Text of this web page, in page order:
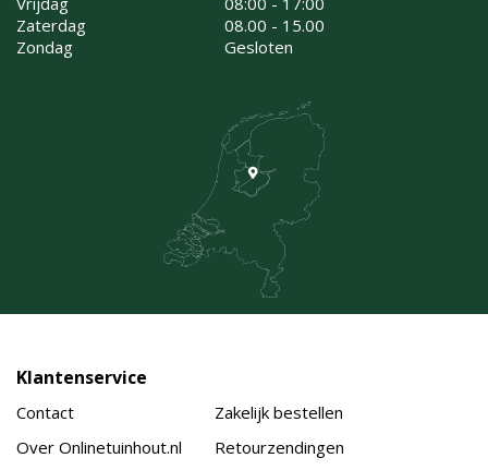
Zaterdag
08.00 - 15.00
Zondag
Gesloten
Klantenservice
Contact
Over Onlinetuinhout.nl
Zakelijk bestellen
Retourzendingen